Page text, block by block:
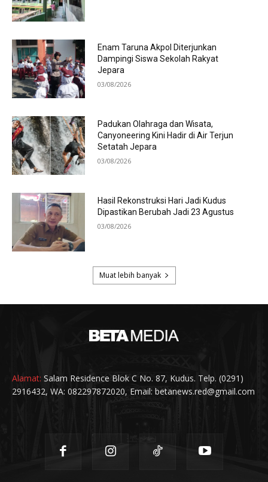
Alamat: Salam Residence Blok C No. 87, Kudus. Telp. (0291)
2916432, WA: 082297872020, Email: betanews.red@gmail.com